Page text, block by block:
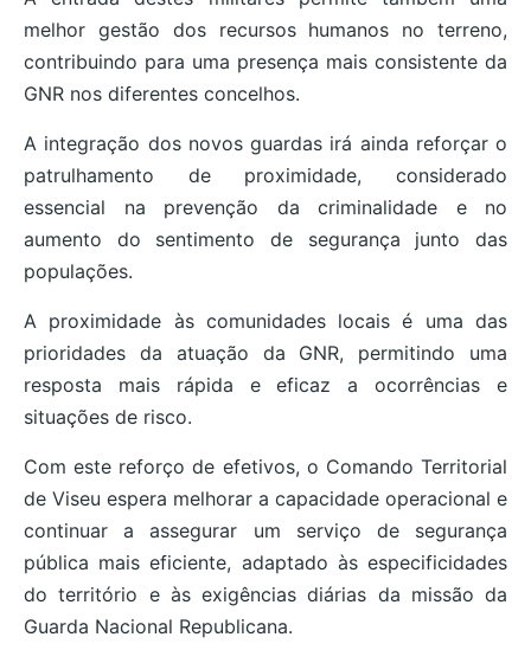
melhor gestão dos recursos humanos no terreno,
contribuindo para uma presença mais consistente da
GNR nos diferentes concelhos.
A integração dos novos guardas irá ainda reforçar o
patrulhamento de proximidade, considerado
essencial na prevenção da criminalidade e no
aumento do sentimento de segurança junto das
populações.
A proximidade às comunidades locais é uma das
prioridades da atuação da GNR, permitindo uma
resposta mais rápida e eficaz a ocorrências e
situações de risco.
Com este reforço de efetivos, o Comando Territorial
de Viseu espera melhorar a capacidade operacional e
continuar a assegurar um serviço de segurança
pública mais eficiente, adaptado às especificidades
do território e às exigências diárias da missão da
Guarda Nacional Republicana.